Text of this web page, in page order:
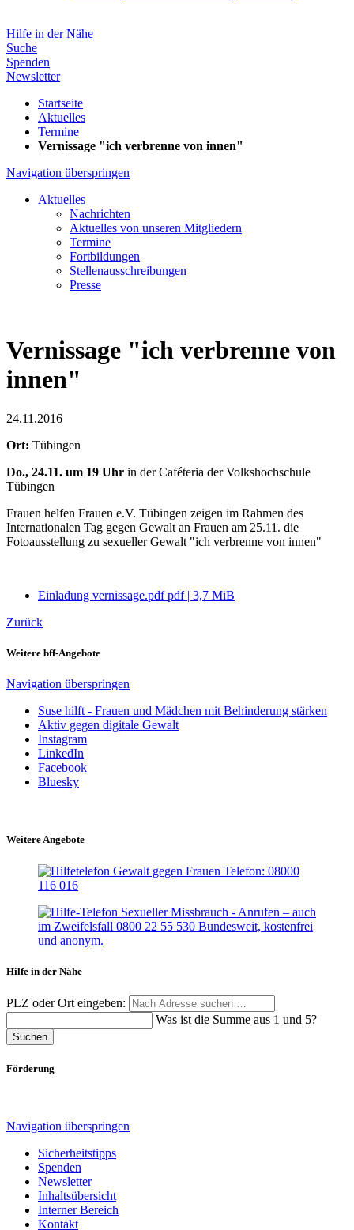
Hilfe in der Nähe
Suche
Spenden
Newsletter
Startseite
Aktuelles
Termine
Vernissage "ich verbrenne von innen"
Navigation überspringen
Aktuelles
Nachrichten
Aktuelles von unseren Mitgliedern
Termine
Fortbildungen
Stellenausschreibungen
Presse
Vernissage "ich verbrenne von
innen"
24.11.2016
Ort: Tübingen
Do., 24.11. um 19 Uhr in der Caféteria der Volkshochschule
Tübingen
Frauen helfen Frauen e.V. Tübingen zeigen im Rahmen des
Internationalen Tag gegen Gewalt an Frauen am 25.11. die
Fotoausstellung zu sexueller Gewalt "ich verbrenne von innen"
Einladung vernissage.pdfpdf| 3,7 MiB
Zurück
Weitere bff-Angebote
Navigation überspringen
Suse hilft - Frauen und Mädchen mit Behinderung stärken
Aktiv gegen digitale Gewalt
Instagram
LinkedIn
Facebook
Bluesky
Weitere Angebote
Hilfe in der Nähe
PLZ oder Ort eingeben:
Was ist die Summe aus 1 und 5?
Suchen
Förderung
Navigation überspringen
Sicherheitstipps
Spenden
Newsletter
Inhaltsübersicht
Interner Bereich
Kontakt